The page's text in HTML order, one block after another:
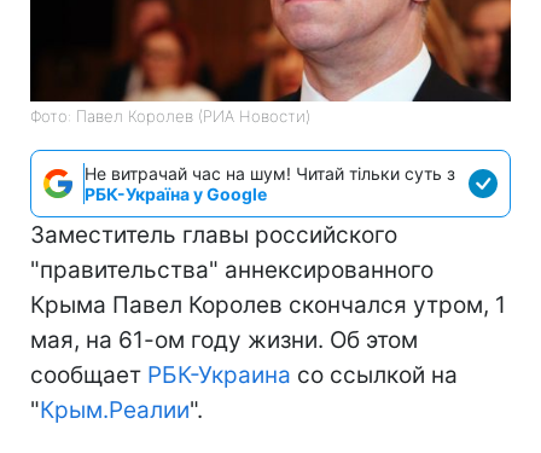
Фото: Павел Королев (РИА Новости)
Не витрачай час на шум! Читай тільки суть з
РБК-Україна у Google
Заместитель главы российского
"правительства" аннексированного
Крыма Павел Королев скончался утром, 1
мая, на 61-ом году жизни. Об этом
сообщает РБК-Украина со ссылкой на
"Крым.Реалии".